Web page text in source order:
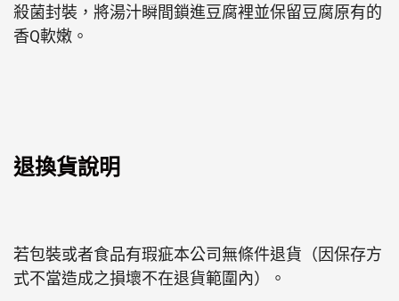
殺菌封裝，將湯汁瞬間鎖進豆腐裡並保留豆腐原有的
香Q軟嫩。
退換貨說明
若包裝或者食品有瑕疵本公司無條件退貨（因保存方
式不當造成之損壞不在退貨範圍內）。